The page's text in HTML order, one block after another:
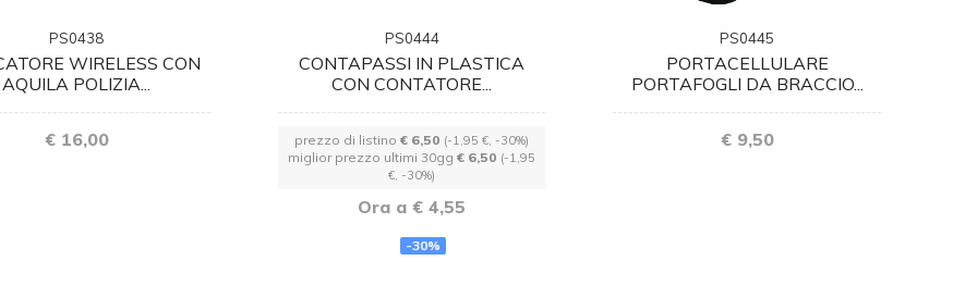
PS0438
WIRELESS CON
AQUILA POLIZIA...
€ 16,00
PS0444
CONTAPASSI IN PLASTICA
CON CONTATORE...
prezzo di listino€ 6,50 (-1,95 €, -30%)
miglior prezzo ultimi 30gg€ 6,50 (-1,95
€, -30%)
Ora a € 4,55
-30%
PS0445
PORTACELLULARE
PORTAFOGLI DA BRACCIO...
€ 9,50